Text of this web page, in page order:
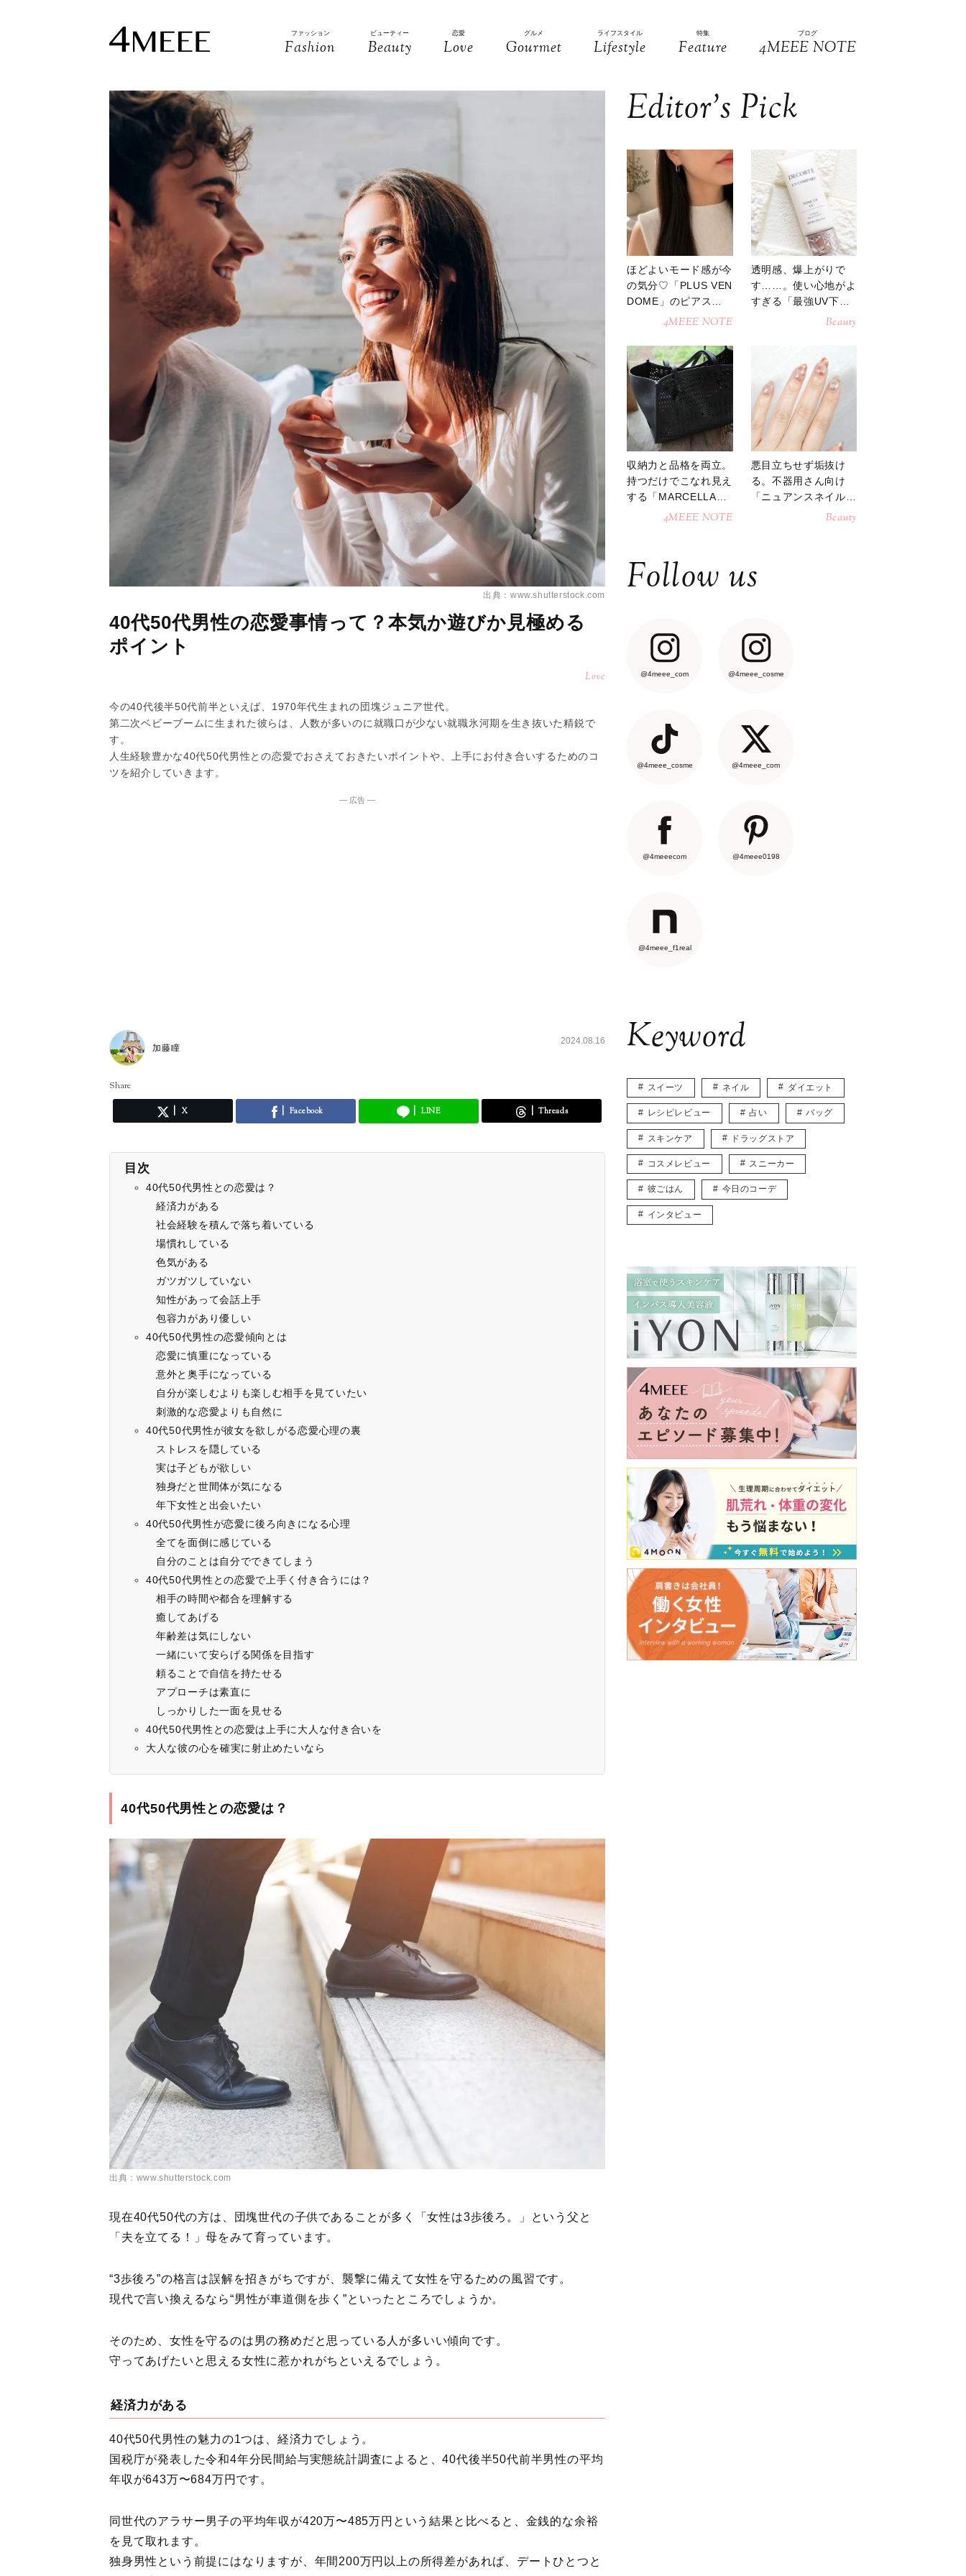
ファッション
Fashion
ビューティー
Beauty
恋愛
Love
グルメ
Gourmet
ライフスタイル
Lifestyle
特集
Feature
ブログ
4MEEE NOTE
出典：www.shutterstock.com
40代50代男性の恋愛事情って？本気か遊びか見極める
ポイント
Love
今の40代後半50代前半といえば、1970年代生まれの団塊ジュニア世代。
第二次ベビーブームに生まれた彼らは、人数が多いのに就職口が少ない就職氷河期を生き抜いた精鋭で
す。
人生経験豊かな40代50代男性との恋愛でおさえておきたいポイントや、上手にお付き合いするためのコ
ツを紹介していきます。
― 広告 ―
加藤瞳
2024.08.16
Share
X Facebook LINE Threads
目次
40代50代男性との恋愛は？
経済力がある
社会経験を積んで落ち着いている
場慣れしている
色気がある
ガツガツしていない
知性があって会話上手
包容力があり優しい
40代50代男性の恋愛傾向とは
恋愛に慎重になっている
意外と奥手になっている
自分が楽しむよりも楽しむ相手を見ていたい
刺激的な恋愛よりも自然に
40代50代男性が彼女を欲しがる恋愛心理の裏
ストレスを隠している
実は子どもが欲しい
独身だと世間体が気になる
年下女性と出会いたい
40代50代男性が恋愛に後ろ向きになる心理
全てを面倒に感じている
自分のことは自分でできてしまう
40代50代男性との恋愛で上手く付き合うには？
相手の時間や都合を理解する
癒してあげる
年齢差は気にしない
一緒にいて安らげる関係を目指す
頼ることで自信を持たせる
アプローチは素直に
しっかりした一面を見せる
40代50代男性との恋愛は上手に大人な付き合いを
大人な彼の心を確実に射止めたいなら
40代50代男性との恋愛は？
出典：www.shutterstock.com
現在40代50代の方は、団塊世代の子供であることが多く「女性は3歩後ろ。」という父と
「夫を立てる！」母をみて育っています。
“3歩後ろ”の格言は誤解を招きがちですが、襲撃に備えて女性を守るための風習です。
現代で言い換えるなら“男性が車道側を歩く”といったところでしょうか。
そのため、女性を守るのは男の務めだと思っている人が多いい傾向です。
守ってあげたいと思える女性に惹かれがちといえるでしょう。
経済力がある
40代50代男性の魅力の1つは、経済力でしょう。
国税庁が発表した令和4年分民間給与実態統計調査によると、40代後半50代前半男性の平均
年収が643万〜684万円です。
同世代のアラサー男子の平均年収が420万〜485万円という結果と比べると、金銭的な余裕
を見て取れます。
独身男性という前提にはなりますが、年間200万円以上の所得差があれば、デートひとつと
Editor’s Pick
ほどよいモード感が今
の気分♡「PLUS VEN
DOME」のピアスが
4MEEE NOTE
透明感、爆上がりで
す……。使い心地がよ
すぎる「最強UV下
Beauty
収納力と品格を両立。
持つだけでこなれ見え
する「MARCELLAト
ートバッグ」4MEEE NOTE
悪目立ちせず垢抜け
る。不器用さん向け
「ニュアンスネイル」
Beauty
Follow us
@4meee_com @4meee_cosme
@4meee_cosme @4meee_com
@4meeecom @4meee0198
@4meee_f1real
Keyword
スイーツ ネイル ダイエット
レシピレビュー 占い バッグ
スキンケア ドラッグストア
コスメレビュー スニーカー
彼ごはん 今日のコーデ
インタビュー